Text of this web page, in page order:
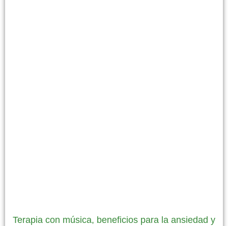
Terapia con música, beneficios para la ansiedad y